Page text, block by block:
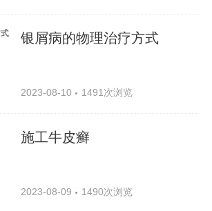
银屑病的物理治疗方式
2023-08-10 1491次浏览
施工牛皮癣
2023-08-09 1490次浏览